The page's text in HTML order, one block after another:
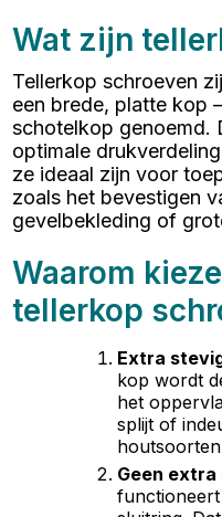
Wat zijn
Tellerkop schroeven
een brede, platte kop
schotelkop genoemd.
optimale
ze ideaal zijn voor
zoals het bevestigen
gevelbekleding of
Waarom
tellerkop
Extra
kop wordt
het
splijt of
Geen